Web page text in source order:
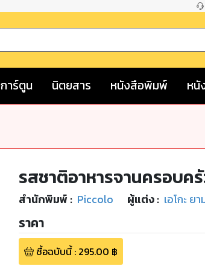
การ์ตูน นิตยสาร หนังสือพิมพ์ หนั
รสชาติอาหารจานครอบค
สำนักพิมพ์ : Piccolo ผู้แต่ง : เอโกะ ย
ราคา
ซื้อฉบับนี้: 295.00 ฿